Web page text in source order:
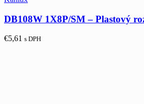
DB108W 1X8P/SM – Plastový
€5,61 s DPH